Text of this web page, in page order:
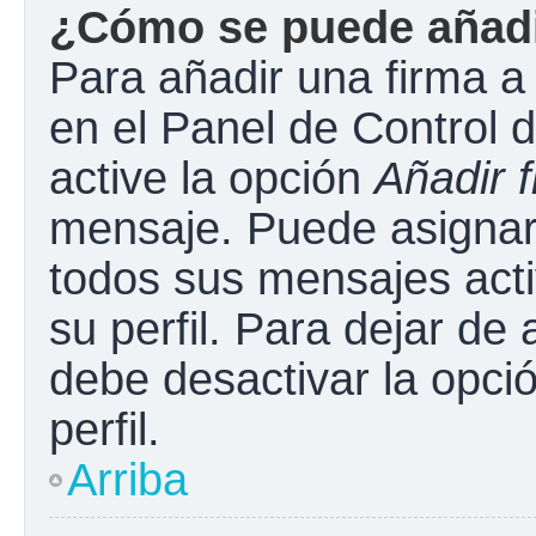
¿Cómo se puede
Para añadir una firma
en el Panel de Control
active la opciónAñadir
mensaje. Puede
todos sus mensajes
su perfil. Para dejar de
debe desactivar la
perfil.
Arriba